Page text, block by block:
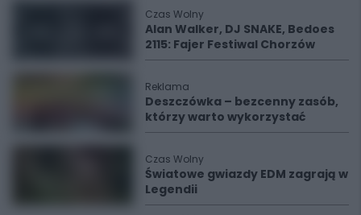
Czas Wolny
Alan Walker, DJ SNAKE, Bedoes
2115: Fajer Festiwal Chorzów
Reklama
Deszczówka – bezcenny zasób,
którzy warto wykorzystać
Czas Wolny
Światowe gwiazdy EDM zagrają w
Legendii